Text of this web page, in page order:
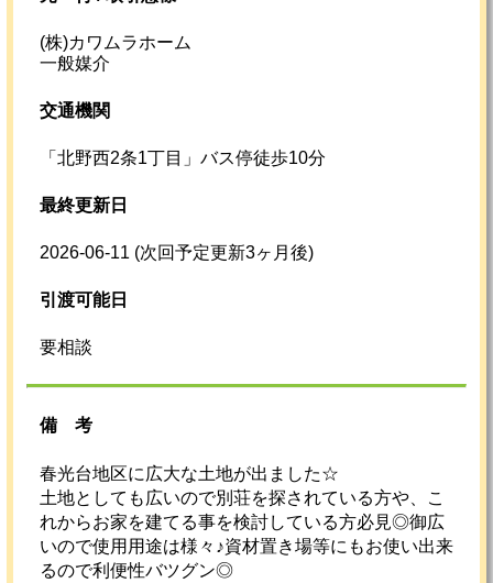
(株)カワムラホーム
一般媒介
交通機関
「北野西2条1丁目」バス停徒歩10分
最終更新日
2026-06-11 (次回予定更新3ヶ月後)
引渡可能日
要相談
備考
春光台地区に広大な土地が出ました☆
土地としても広いので別荘を探されている方や、こ
れからお家を建てる事を検討している方必見◎御広
いので使用用途は様々♪資材置き場等にもお使い出来
るので利便性バツグン◎